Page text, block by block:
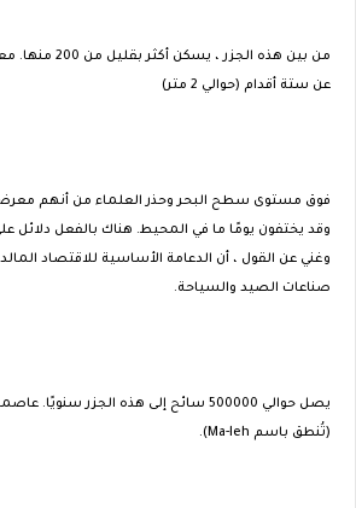
من بين هذه الجزر ،
عن ستة أقدام (حوالي 2 متر)
فوق مستوى سطح البحر وحذر العلماء من أنهم
وقد يختفون يومًا ما في المحيط. هناك بالفعل دلائل
وغني عن القول ، أن الدعامة الأساسية للاقتصاد
صناعات الصيد والسياحة.
يصل حوالي 500000 سائح إلى هذه الجزر
(تُنطق باسم Ma-leh).